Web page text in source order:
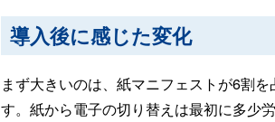
導入後に感じた変化
まず大きいのは、紙マニフェストが6割
す。紙から電子の切り替えは最初に多少